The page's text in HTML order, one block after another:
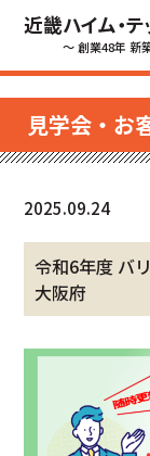
近畿ハイム・
～ 創業48年 新
見学会・お
2025.09.24
令和6年度 バ
大阪府